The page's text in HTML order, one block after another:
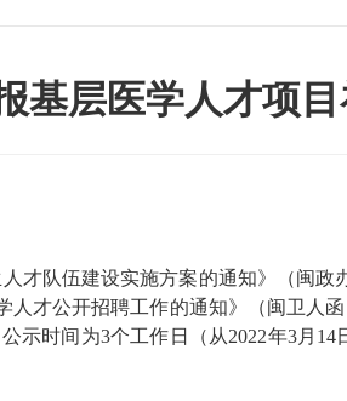
基层医学人才项
队伍建设实施方案的通知》（闽政
才公开招聘工作的通知》（闽卫人
时间为3个工作日（从2022年3月14